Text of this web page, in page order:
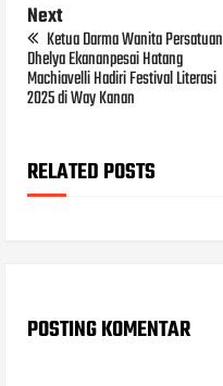
Next
Ketua Darma Wanita Persatuan
Dhelya Ekananpesai Hatang
Machiavelli Hadiri Festival Literasi
2025 di Way Kanan
RELATED POSTS
POSTING KOMENTAR